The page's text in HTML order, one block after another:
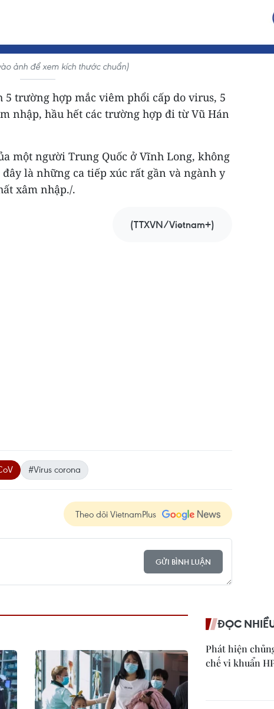
ảnh để xem kích thước chuẩn)
trường hợp mắc viêm phổi cấp do virus, 5
nhập, hầu hết các trường hợp đi từ Vũ Hán
một người Trung Quốc ở Vĩnh Long, không
là những ca tiếp xúc rất gần và ngành y
xâm nhập./.
(TTXVN/Vietnam+)
#Virus corona
Theo dõi VietnamPlus
GỬI BÌNH LUẬN
ĐỌC
Phát hiện
chế vi khuẩn